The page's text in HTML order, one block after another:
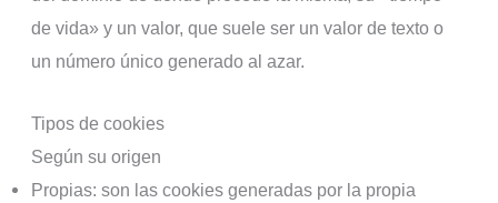
de vida» y un valor, que suele ser un valor de texto o
un número único generado al azar.
Tipos de cookies
Según su origen
Propias: son las cookies generadas por la propia